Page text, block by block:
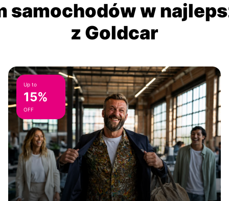
samochodów w
z Goldcar
Up to
15%
OFF